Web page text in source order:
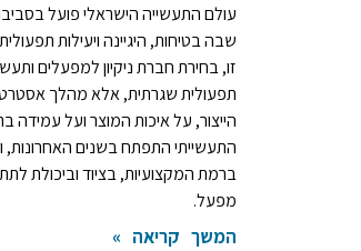
עולם התעשייה הישראלי פועל
שבה בטיחות, היגיינה ויעילות
זו, בחירת חברת ניקיון למפעלים
תפעולית שגרתית, אלא מהלך
הייצור, על איכות המוצר ועל עמידה
התעשייתי התפתח בשנים האחרונות,
ברמת המקצועיות, בציוד וביכולת
מפעל.
המשך קריאה »